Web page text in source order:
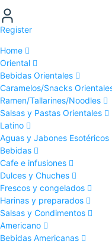
Register
Home
Oriental
Bebidas Orientales
Caramelos/Snacks
Ramen/Tallarines/Noodles
Salsas y Pastas Orientales
Latino
Aguas y Jabones Esotéricos
Bebidas
Cafe e infusiones
Dulces y Chuches
Frescos y congelados
Harinas y preparados
Salsas y Condimentos
Americano
Bebidas Americanas